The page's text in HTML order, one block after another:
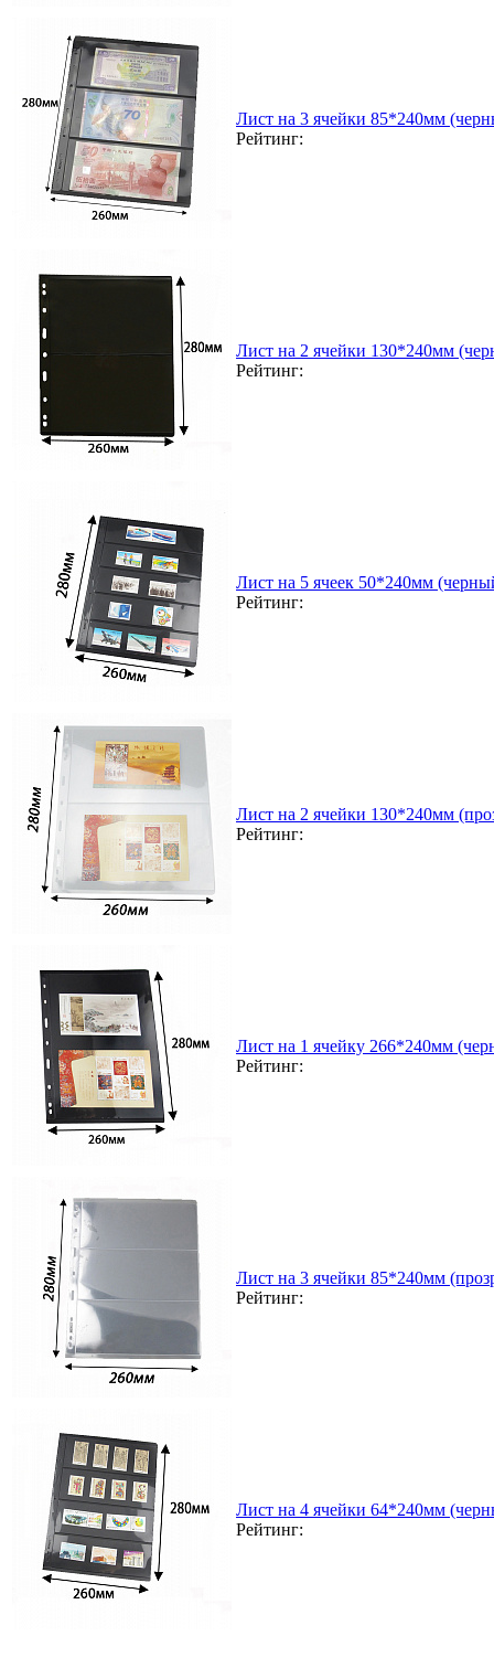
Лист на 3 ячейки 85*240мм
Рейтинг:
Лист на 2 ячейки 130*240мм
Рейтинг:
Лист на 5 ячеек 50*240мм
Рейтинг:
Лист на 2 ячейки 130*240мм
Рейтинг:
Лист на 1 ячейку 266*240мм
Рейтинг:
Лист на 3 ячейки 85*240мм
Рейтинг:
Лист на 4 ячейки 64*240мм
Рейтинг: